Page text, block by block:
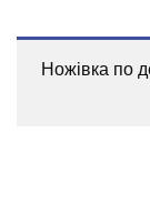
Ножівка по